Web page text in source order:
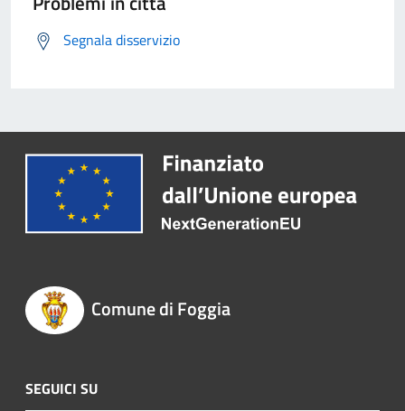
Segnala disservizio
Comune di Foggia
SEGUICI SU